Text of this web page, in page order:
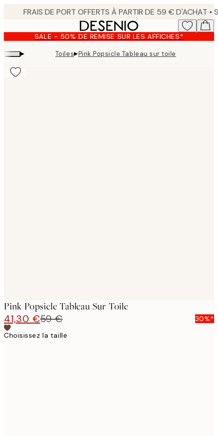
content.SALE - 50% DE REMISE SUR LES AFFICHES*
▸ Toiles▸Pink Popsicle Tableau sur toile
Pink Popsicle Tableau Sur Toile
41,30 €59 €
30%*
Choisissez la taille